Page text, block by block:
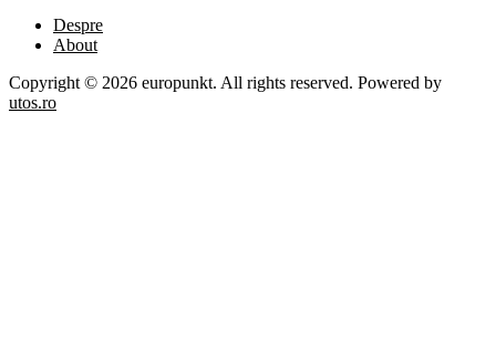
Despre
About
Copyright © 2026 europunkt. All rights reserved. Powered by
utos.ro